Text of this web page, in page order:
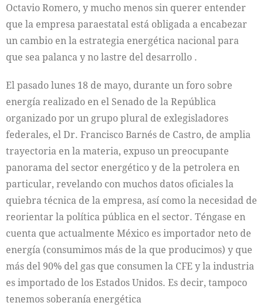
Octavio Romero, y mucho menos sin querer entender
que la empresa paraestatal está obligada a encabezar
un cambio en la estrategia energética nacional para
que sea palanca y no lastre del desarrollo .
El pasado lunes 18 de mayo, durante un foro sobre
energía realizado en el Senado de la República
organizado por un grupo plural de exlegisladores
federales, el Dr. Francisco Barnés de Castro, de amplia
trayectoria en la materia, expuso un preocupante
panorama del sector energético y de la petrolera en
particular, revelando con muchos datos oficiales la
quiebra técnica de la empresa, así como la necesidad de
reorientar la política pública en el sector. Téngase en
cuenta que actualmente México es importador neto de
energía (consumimos más de la que producimos) y que
más del 90% del gas que consumen la CFE y la industria
es importado de los Estados Unidos. Es decir, tampoco
tenemos soberanía energética